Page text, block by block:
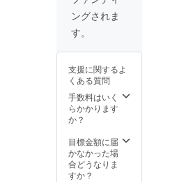
ングされま
す。
支援に関するよ
くある質問
手数料はいく
らかかります
か？
目標金額に届
かなかった場
合どうなりま
すか？